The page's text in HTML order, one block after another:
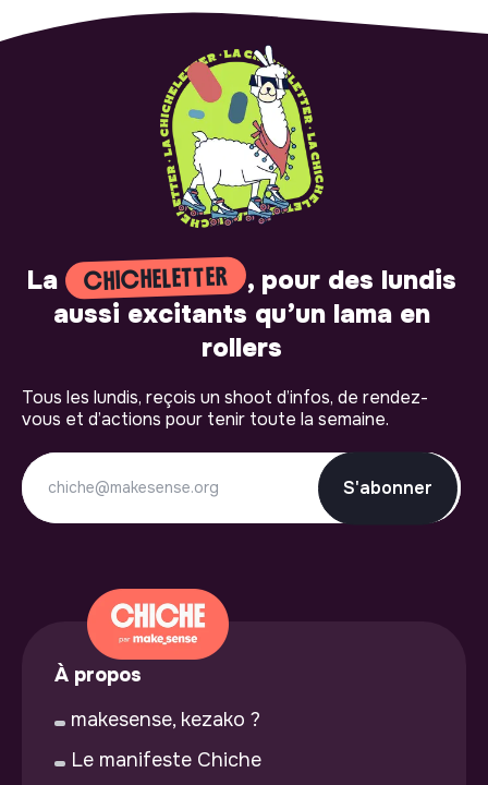
La CHICHELETTER
, pour des lundis
aussi excitants qu’un lama en
rollers
Tous les lundis, reçois un shoot d’infos, de rendez-
vous et d’actions pour tenir toute la semaine.
S'abonner
À propos
makesense, kezako ?
Le manifeste Chiche